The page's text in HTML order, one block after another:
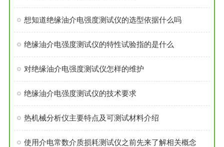
想知道绝缘油介电强度测试仪的选型依据什么吗
​绝缘油介电强度测试仪的特性试验指的是什么
对绝缘油介电强度测试仪怎样的维护
绝缘油介电强度测试仪的技术要求
热机械分析仪主要特点及可测试材料介绍
使用介电常数介质损耗测试仪之前先来了解相关概念